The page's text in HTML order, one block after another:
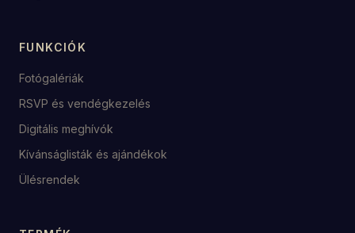
FUNKCIÓK
Fotógalériák
RSVP és vendégkezelés
Digitális meghívók
Kívánságlisták és ajándékok
Ülésrendek